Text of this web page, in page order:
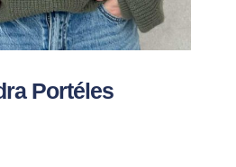
Portéles